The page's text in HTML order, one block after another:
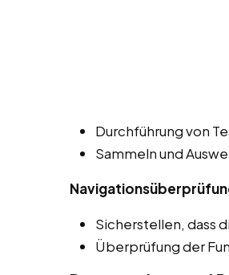
Durchführung von
Sammeln und
Sicherstellen, dass
Überprüfung der